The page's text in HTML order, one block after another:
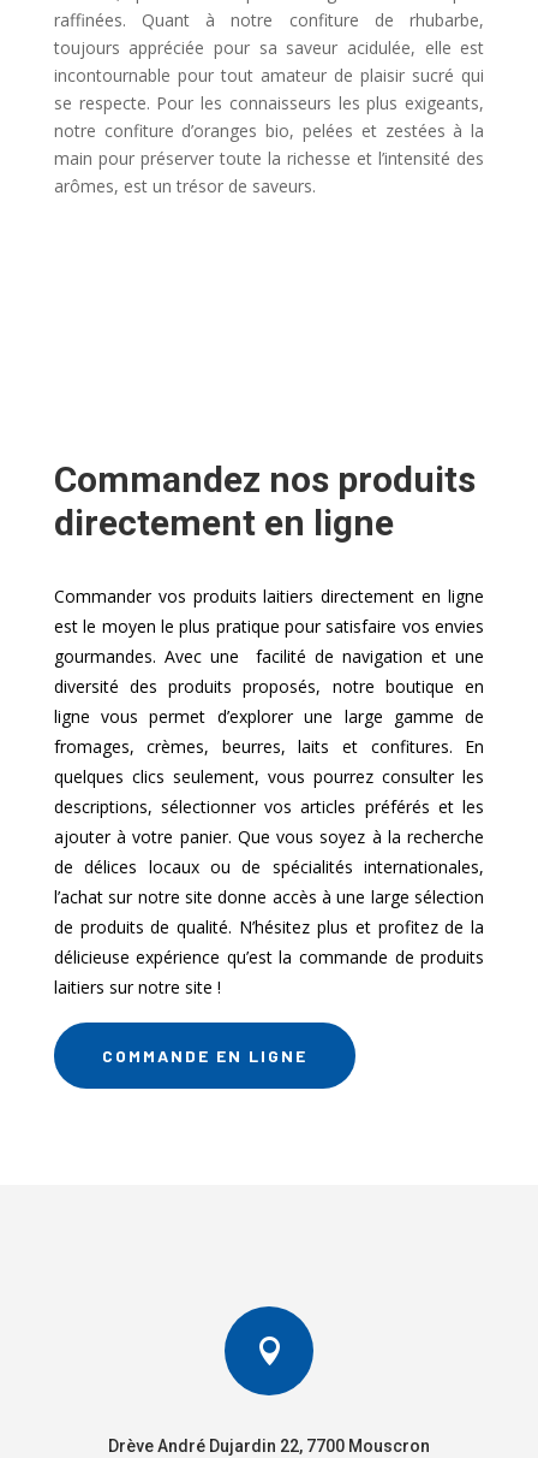
raffinées. Quant à notre confiture de rhubarbe,
toujours appréciée pour sa saveur acidulée, elle est
incontournable pour tout amateur de plaisir sucré qui
se respecte. Pour les connaisseurs les plus exigeants,
notre confiture d’oranges bio, pelées et zestées à la
main pour préserver toute la richesse et l’intensité des
arômes, est un trésor de saveurs.
Commandez nos produits
directement en ligne
Commander vos produits laitiers directement en ligne
est le moyen le plus pratique pour satisfaire vos envies
gourmandes. Avec une facilité de navigation et une
diversité des produits proposés, notre boutique en
ligne vous permet d’explorer une large gamme de
fromages, crèmes, beurres, laits et confitures. En
quelques clics seulement, vous pourrez consulter les
descriptions, sélectionner vos articles préférés et les
ajouter à votre panier. Que vous soyez à la recherche
de délices locaux ou de spécialités internationales,
l’achat sur notre site donne accès à une large sélection
de produits de qualité. N’hésitez plus et profitez de la
délicieuse expérience qu’est la commande de produits
laitiers sur notre site !
COMMANDE EN LIGNE

Drève André Dujardin 22, 7700 Mouscron